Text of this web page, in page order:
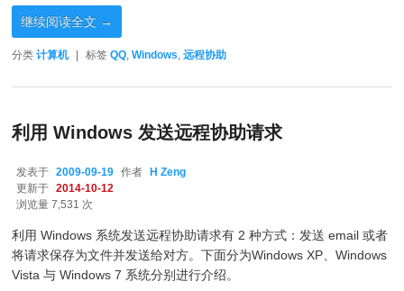
继续阅读全文 →
分类 计算机 标签 QQ,Windows,远程协助
利用 Windows 发送远程协助请求
发表于 2009-09-19 作者
H Zeng
更新于
2014-10-12
浏览量 7,531 次
利用 Windows 系统发送远程协助请求有 2 种方式：发送 email 或者
将请求保存为文件并发送给对方。下面分为Windows XP、Windows
Vista 与 Windows 7 系统分别进行介绍。